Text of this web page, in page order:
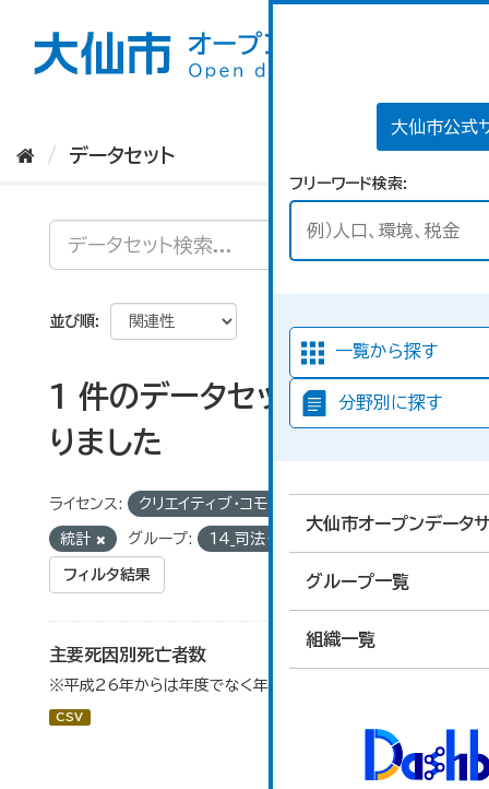
大仙市公式
フリーワード検索
一覧から探す
分野別に探す
大仙市オープンデータ
グループ一覧
組織一覧
データセット
並び順
1 件のデータセットが見つか
りました
ライセンス: クリエイティブ・コモンズ 表示
統計 グループ: 14_司法・安全・環境
フィルタ結果
主要死因別死亡者数
※平成26年からは年度でなく年単位で算出している。
CSV